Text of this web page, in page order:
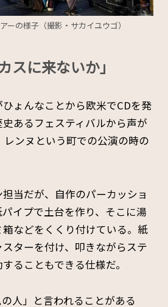
ーの様子（撮影・サカイユウゴ）
スに来ないか」
ょんなことから欧米でCDを発
あるフェスティバルから声が
レンヌという町での公演の時の
当だが、自作のパーカッショ
イプで土台を作り、そこに湯
などをくくり付けている。紙
ターを付け、叩きながらステ
ることもできる仕様だ。
人」と言われることがある